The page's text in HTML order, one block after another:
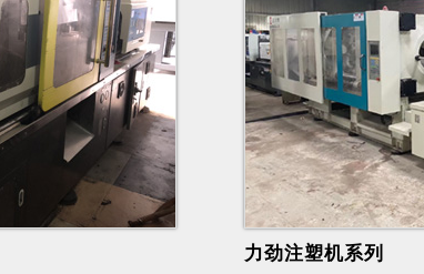
力劲注塑机系列